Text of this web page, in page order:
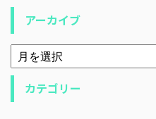
アーカイブ
カテゴリー